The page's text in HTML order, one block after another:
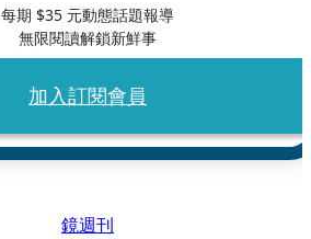
每期 $35 元動態話題報導
無限閱讀解鎖新鮮事
加入訂閱會員
鏡週刊